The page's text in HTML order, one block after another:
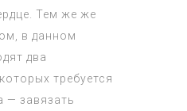
Тем же же
в данном
два
требуется
— завязать